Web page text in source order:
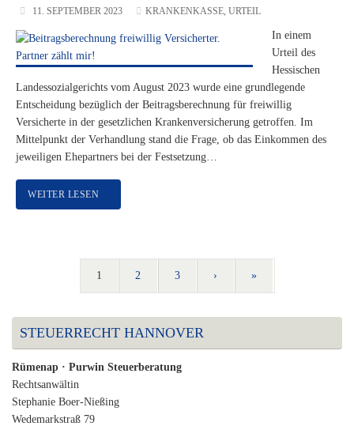
11. SEPTEMBER 2023 KRANKENKASSE,URTEIL
In einem
Urteil des
Hessischen
Landessozialgerichts vom August 2023 wurde eine grundlegende
Entscheidung bezüglich der Beitragsberechnung für freiwillig
Versicherte in der gesetzlichen Krankenversicherung getroffen. Im
Mittelpunkt der Verhandlung stand die Frage, ob das Einkommen des
jeweiligen Ehepartners bei der Festsetzung…
WEITER LESEN
1 2 3 › »
STEUERRECHT HANNOVER
Rümenap · Purwin Steuerberatung
Rechtsanwältin
Stephanie Boer-Nießing
Wedemarkstraß 79